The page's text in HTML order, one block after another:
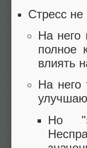
Стресс не
На него
полное
влиять
На него
Но